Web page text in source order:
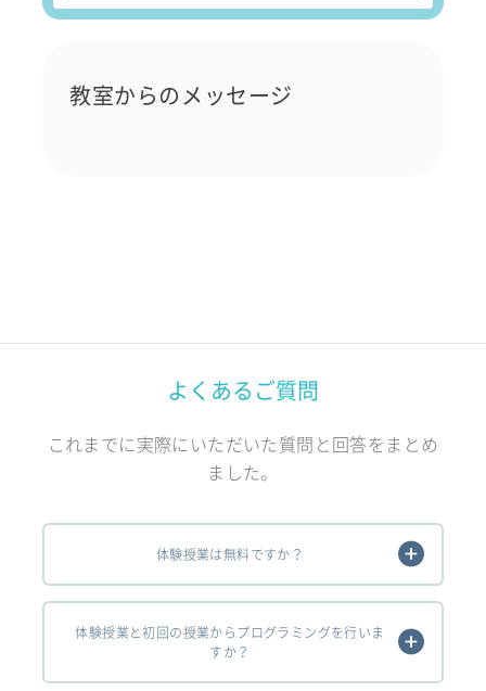
教室からのメッセージ
よくあるご質問
これまでに実際にいただいた質問と回答をまとめ
ました。
体験授業は無料ですか？
体験授業と初回の授業からプログラミングを行いま
すか？